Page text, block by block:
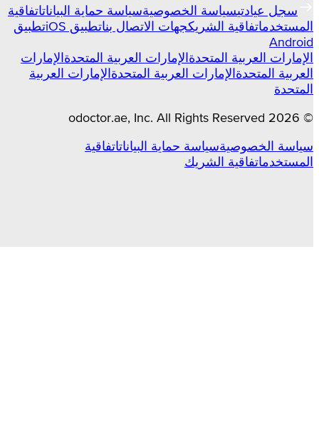
سجل عيادتيسياسة الخصوصيةسياسة حماية البياناتاتفاقية
المستخدماتفاقية الشريكجهات الاتصال بناتطبيق iOS
تطبيق
Android
الإمارات العربية المتحدةالإمارات العربية المتحدةالإمارات
العربية المتحدةالإمارات العربية المتحدةالإمارات العربية
المتحدة
©
2026
odoctor.ae , Inc. All Rights Reserved
سياسة الخصوصيةسياسة حماية البياناتاتفاقية
المستخدماتفاقية الشريك